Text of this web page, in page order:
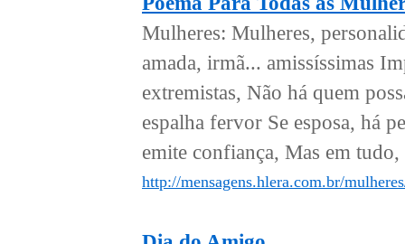
Mulheres: Mulheres,
amada, irmã... amissíssimas
extremistas, Não há quem
espalha fervor Se esposa, há
emite confiança, Mas em
http://mensagens.hlera.com.br/